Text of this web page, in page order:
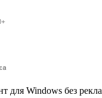
для Windows без